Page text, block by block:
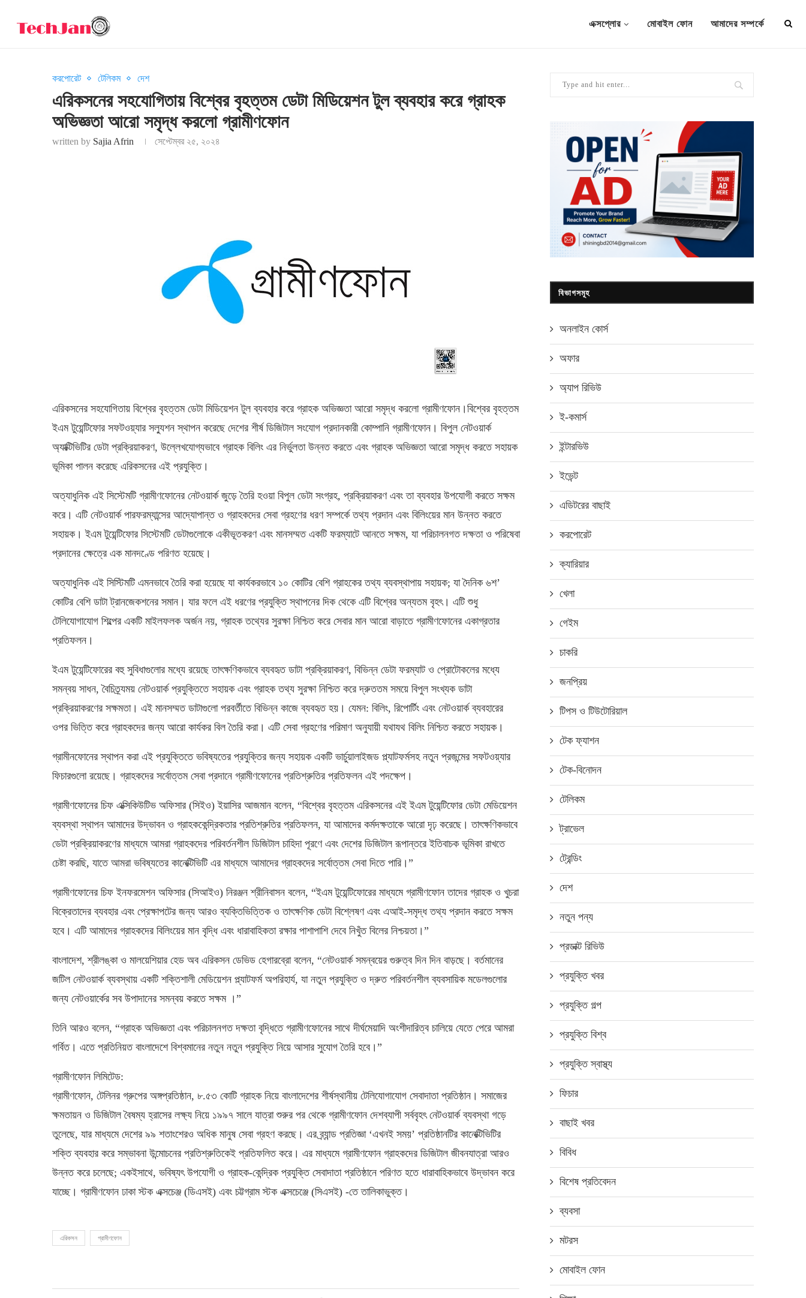
এক্সপ্লোর মোবাইল ফোন আমাদের সম্পর্কে
করপোরেট টেলিকম দেশ
এরিকসনের সহযোগিতায় বিশ্বের বৃহত্তম ডেটা মিডিয়েশন টুল ব্যবহার করে গ্রাহক
অভিজ্ঞতা আরো সমৃদ্ধ করলো গ্রামীণফোন
written by Sajia Afrin সেপ্টেম্বর ২৫, ২০২৪
এরিকসনের সহযোগিতায় বিশ্বের বৃহত্তম ডেটা মিডিয়েশন টুল ব্যবহার করে গ্রাহক অভিজ্ঞতা আরো সমৃদ্ধ করলো গ্রামীণফোন।বিশ্বের বৃহত্তম
ইএম টুয়েন্টিফোর সফটওয়্যার সল্যুশন স্থাপন করেছে দেশের শীর্ষ ডিজিটাল সংযোগ প্রদানকারী কোম্পানি গ্রামীণফোন। বিপুল নেটওয়ার্ক
অ্যাক্টিভিটির ডেটা প্রক্রিয়াকরণ, উল্লেখযোগ্যভাবে গ্রাহক বিলিং এর নির্ভুলতা উন্নত করতে এবং গ্রাহক অভিজ্ঞতা আরো সমৃদ্ধ করতে সহায়ক
ভূমিকা পালন করেছে এরিকসনের এই প্রযুক্তি।
অত্যাধুনিক এই সিস্টেমটি গ্রামীণফোনের নেটওয়ার্ক জুড়ে তৈরি হওয়া বিপুল ডেটা সংগ্রহ, প্রক্রিয়াকরণ এবং তা ব্যবহার উপযোগী করতে সক্ষম
করে। এটি নেটওয়ার্ক পারফরম্যান্সের আদ্যোপান্ত ও গ্রাহকদের সেবা গ্রহণের ধরণ সম্পর্কে তথ্য প্রদান এবং বিলিংয়ের মান উন্নত করতে
সহায়ক। ইএম টুয়েন্টিফোর সিস্টেমটি ডেটাগুলোকে একীভূতকরণ এবং মানসম্মত একটি ফরম্যাটে আনতে সক্ষম, যা পরিচালনগত দক্ষতা ও পরিষেবা
প্রদানের ক্ষেত্রে এক মানদণ্ডে পরিণত হয়েছে।
অত্যাধুনিক এই সিস্টিমটি এমনভাবে তৈরি করা হয়েছে যা কার্যকরভাবে ১০ কোটির বেশি গ্রাহকের তথ্য ব্যবস্থাপায় সহায়ক; যা দৈনিক ৬শ’
কোটির বেশি ডাটা ট্রানজেকশনের সমান। যার ফলে এই ধরণের প্রযুক্তি স্থাপনের দিক থেকে এটি বিশ্বের অন্যতম বৃহৎ। এটি শুধু
টেলিযোগাযোগ শিল্পের একটি মাইলফলক অর্জন নয়, গ্রাহক তথ্যের সুরক্ষা নিশ্চিত করে সেবার মান আরো বাড়াতে গ্রামীণফোনের একাগ্রতার
প্রতিফলন।
ইএম টুয়েন্টিফোরের বহু সুবিধাগুলোর মধ্যে রয়েছে তাৎক্ষণিকভাবে ব্যবহৃত ডাটা প্রক্রিয়াকরণ, বিভিন্ন ডেটা ফরম্যাট ও প্রোটোকলের মধ্যে
সমন্বয় সাধন, বৈচিত্র্যময় নেটওয়ার্ক প্রযুক্তিতে সহায়ক এবং গ্রাহক তথ্য সুরক্ষা নিশ্চিত করে দ্রুততম সময়ে বিপুল সংখ্যক ডাটা
প্রক্রিয়াকরণের সক্ষমতা। এই মানসম্মত ডাটাগুলো পরবর্তীতে বিভিন্ন কাজে ব্যবহৃত হয়। যেমন: বিলিং, রিপোর্টিং এবং নেটওয়ার্ক ব্যবহারের
ওপর ভিত্তি করে গ্রাহকদের জন্য আরো কার্যকর বিল তৈরি করা। এটি সেবা গ্রহণের পরিমাণ অনুযায়ী যথাযথ বিলিং নিশ্চিত করতে সহায়ক।
গ্রামীনফোনের স্থাপন করা এই প্রযুক্তিতে ভবিষ্যতের প্রযুক্তির জন্য সহায়ক একটি ভার্চুয়ালাইজড প্ল্যাটফর্মসহ নতুন প্রজন্মের সফটওয়্যার
ফিচারগুলো রয়েছে। গ্রাহকদের সর্বোত্তম সেবা প্রদানে গ্রামীণফোনের প্রতিশ্রুতির প্রতিফলন এই পদক্ষেপ।
গ্রামীণফোনের চিফ এক্সিকিউটিভ অফিসার (সিইও) ইয়াসির আজমান বলেন, “বিশ্বের বৃহত্তম এরিকসনের এই ইএম টুয়েন্টিফোর ডেটা মেডিয়েশন
ব্যবস্থা স্থাপন আমাদের উদ্ভাবন ও গ্রাহককেন্দ্রিকতার প্রতিশ্রুতির প্রতিফলন, যা আমাদের কর্মদক্ষতাকে আরো দৃঢ় করেছে। তাৎক্ষণিকভাবে
ডেটা প্রক্রিয়াকরণের মাধ্যমে আমরা গ্রাহকদের পরিবর্তনশীল ডিজিটাল চাহিদা পূরণে এবং দেশের ডিজিটাল রূপান্তরে ইতিবাচক ভূমিকা রাখতে
চেষ্টা করছি, যাতে আমরা ভবিষ্যতের কানেক্টিভিটি এর মাধ্যমে আমাদের গ্রাহকদের সর্বোত্তম সেবা দিতে পারি।”
গ্রামীণফোনের চিফ ইনফরমেশন অফিসার (সিআইও) নিরঞ্জন শ্রীনিবাসন বলেন, “ইএম টুয়েন্টিফোরের মাধ্যমে গ্রামীণফোন তাদের গ্রাহক ও খুচরা
বিক্রেতাদের ব্যবহার এবং প্রেক্ষাপটের জন্য আরও ব্যক্তিভিত্তিক ও তাৎক্ষণিক ডেটা বিশ্লেষণ এবং এআই-সমৃদ্ধ তথ্য প্রদান করতে সক্ষম
হবে। এটি আমাদের গ্রাহকদের বিলিংয়ের মান বৃদ্ধি এবং ধারাবাহিকতা রক্ষার পাশাপাশি দেবে নিখুঁত বিলের নিশ্চয়তা।”
বাংলাদেশ, শ্রীলঙ্কা ও মালয়েশিয়ার হেড অব এরিকসন ডেভিড হেগারব্রো বলেন, “নেটওয়ার্ক সমন্বয়ের গুরুত্ব দিন দিন বাড়ছে। বর্তমানের
জটিল নেটওয়ার্ক ব্যবস্থায় একটি শক্তিশালী মেডিয়েশন প্ল্যাটফর্ম অপরিহার্য, যা নতুন প্রযুক্তি ও দ্রুত পরিবর্তনশীল ব্যবসায়িক মডেলগুলোর
জন্য নেটওয়ার্কের সব উপাদানের সমন্বয় করতে সক্ষম ।”
তিনি আরও বলেন, “গ্রাহক অভিজ্ঞতা এবং পরিচালনগত দক্ষতা বৃদ্ধিতে গ্রামীণফোনের সাথে দীর্ঘমেয়াদি অংশীদারিত্ব চালিয়ে যেতে পেরে আমরা
গর্বিত। এতে প্রতিনিয়ত বাংলাদেশে বিশ্বমানের নতুন নতুন প্রযুক্তি নিয়ে আসার সুযোগ তৈরি হবে।”
গ্রামীণফোন লিমিটেড:
গ্রামীণফোন, টেলিনর গ্রুপের অঙ্গপ্রতিষ্ঠান, ৮.৫৩ কোটি গ্রাহক নিয়ে বাংলাদেশের শীর্ষস্থানীয় টেলিযোগাযোগ সেবাদাতা প্রতিষ্ঠান। সমাজের
ক্ষমতায়ন ও ডিজিটাল বৈষম্য হ্রাসের লক্ষ্য নিয়ে ১৯৯৭ সালে যাত্রা শুরুর পর থেকে গ্রামীণফোন দেশব্যাপী সর্ববৃহৎ নেটওয়ার্ক ব্যবস্থা গড়ে
তুলেছে, যার মাধ্যমে দেশের ৯৯ শতাংশেরও অধিক মানুষ সেবা গ্রহণ করছে। এর ব্র্যান্ড প্রতিজ্ঞা ‘এখনই সময়’ প্রতিষ্ঠানটির কানেক্টিভিটির
শক্তি ব্যবহার করে সম্ভাবনা উন্মোচনের প্রতিশ্রুতিকেই প্রতিফলিত করে। এর মাধ্যমে গ্রামীণফোন গ্রাহকদের ডিজিটাল জীবনযাত্রা আরও
উন্নত করে চলেছে; একইসাথে, ভবিষ্যৎ উপযোগী ও গ্রাহক-কেন্দ্রিক প্রযুক্তি সেবাদাতা প্রতিষ্ঠানে পরিণত হতে ধারাবাহিকভাবে উদ্ভাবন করে
যাচ্ছে। গ্রামীণফোন ঢাকা স্টক এক্সচেঞ্জ (ডিএসই) এবং চট্টগ্রাম স্টক এক্সচেঞ্জে (সিএসই) -তে তালিকাভুক্ত।
এরিকসন গ্রামীণফোন
বিভাগসমূহ
অনলাইন কোর্স
অফার
অ্যাপ রিভিউ
ই-কমার্স
ইন্টারভিউ
ইভেন্ট
এডিটরের বাছাই
করপোরেট
ক্যারিয়ার
খেলা
গেইম
চাকরি
জনপ্রিয়
টিপস ও টিউটোরিয়াল
টেক ফ্যাশন
টেক-বিনোদন
টেলিকম
ট্রাভেল
ট্রেন্ডিং
দেশ
নতুন পন্য
প্রডাক্ট রিভিউ
প্রযুক্তি খবর
প্রযুক্তি গল্প
প্রযুক্তি বিশ্ব
প্রযুক্তি স্বাস্থ্য
ফিচার
বাছাই খবর
বিবিধ
বিশেষ প্রতিবেদন
ব্যবসা
মটরস
মোবাইল ফোন